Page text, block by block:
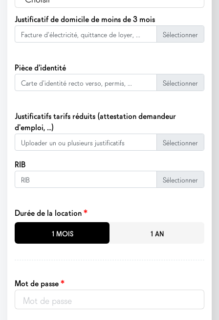
Justificatif de domicile de moins de 3 mois
Facture d'électricité, quittance de loyer, ...
Pièce d'identité
Carte d'identité recto verso, permis, ...
Justificatifs tarifs réduits (attestation demandeur
d'emploi, ...)
Uploader un ou plusieurs justificatifs
RIB
RIB
Durée de la location*
1 MOIS 1 AN
Mot de passe*